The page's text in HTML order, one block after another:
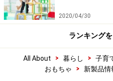
2020/04/30
ランキング
All About > 暮らし > 子育
おもちゃ
> 新製品情